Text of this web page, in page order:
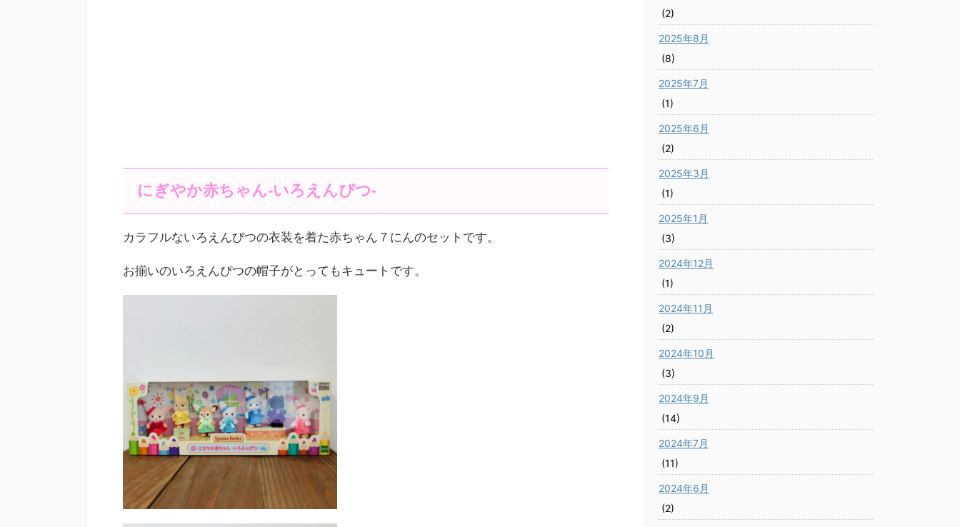
にぎやか赤ちゃん-いろえんぴつ-
カラフルないろえんぴつの衣装を着た赤ちゃん７にんのセットです。
お揃いのいろえんぴつの帽子がとってもキュートです。
(2)
2025年8月
(8)
2025年7月
(1)
2025年6月
(2)
2025年3月
(1)
2025年1月
(3)
2024年12月
(1)
2024年11月
(2)
2024年10月
(3)
2024年9月
(14)
2024年7月
(11)
2024年6月
(2)